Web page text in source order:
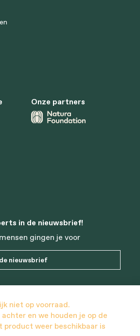
niet op voorraad.
en we houden je op de
product weer beschikbaar is
Onze partners
in de nieuwsbrief!
gingen je voor
nieuwsbrief